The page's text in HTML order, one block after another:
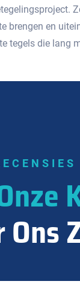
brengen en
tegels die lang
Ons